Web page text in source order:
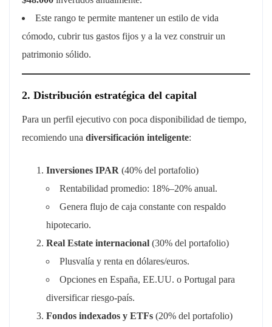
Este rango te permite mantener un estilo de vida
cómodo, cubrir tus gastos fijos y a la vez construir un
patrimonio sólido.
2. Distribución estratégica del capital
Para un perfil ejecutivo con poca disponibilidad de tiempo,
recomiendo una diversificación inteligente:
Inversiones IPAR (40% del portafolio)
Rentabilidad promedio: 18%–20% anual.
Genera flujo de caja constante con respaldo
hipotecario.
Real Estate internacional (30% del portafolio)
Plusvalía y renta en dólares/euros.
Opciones en España, EE.UU. o Portugal para
diversificar riesgo-país.
Fondos indexados y ETFs (20% del portafolio)